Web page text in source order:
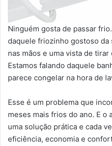
Ninguém gosta de passar
daquele friozinho gostoso
nas mãos e uma vista de
Estamos falando daquele
parece congelar na hora de
Esse é um problema que
meses mais frios do ano. E o
uma solução prática e cada
eficiência, economia e